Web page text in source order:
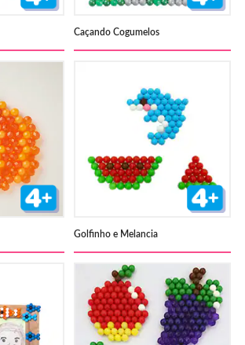
Caçando Cogumelos
Golfinho e Melancia